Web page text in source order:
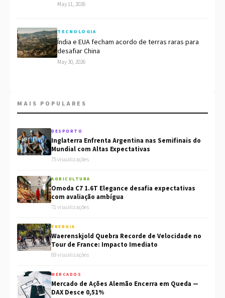
May 11, 2026
TECNOLOGIA
Índia e EUA fecham acordo de terras raras para
desafiar China
May 30, 2026
MAIS POPULARES
DESPORTO
Inglaterra Enfrenta Argentina nas Semifinais do
Mundial com Altas Expectativas
75 visualizações
AGRICULTURA
Omoda C7 1.6T Elegance desafia expectativas
com avaliação ambígua
71 visualizações
ENERGIA
Waerenskjold Quebra Recorde de Velocidade no
Tour de France: Impacto Imediato
69 visualizações
MERCADOS
Mercado de Ações Alemão Encerra em Queda —
DAX Desce 0,51%